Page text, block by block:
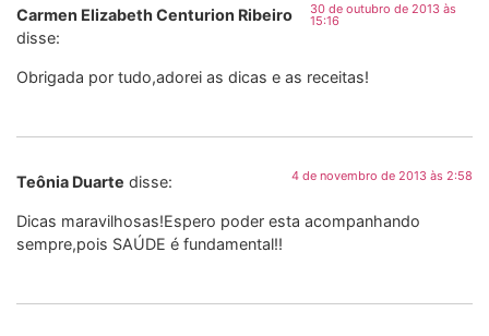
Carmen Elizabeth Centurion Ribeiro
disse:
30 de outubro de 2013 às
15:16
Obrigada por tudo,adorei as dicas e as receitas!
Teônia Duarte disse: 4 de novembro de 2013 às 2:58
Dicas maravilhosas!Espero poder esta acompanhando
sempre,pois SAÚDE é fundamental!!